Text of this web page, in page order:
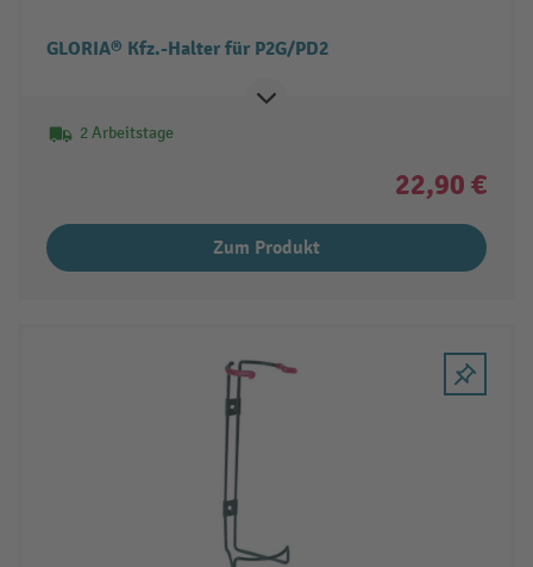
GLORIA® Kfz.-Halter für P2G/PD2
2 Arbeitstage
22,90 €
Zum Produkt